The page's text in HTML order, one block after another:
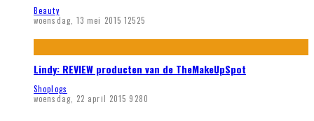
Beauty
woensdag, 13 mei 2015 12525
Lindy: REVIEW producten van de TheMakeUpSpot
Shoplogs
woensdag, 22 april 2015 9280